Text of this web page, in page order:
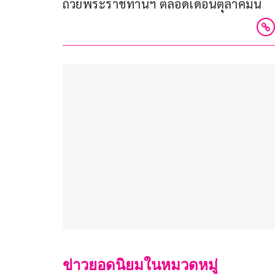
ถ้วยพระราชทานฯ ตลอดเดือนตุลาคมนี้
ข่าวยอดนิยมในหมวดหมู่